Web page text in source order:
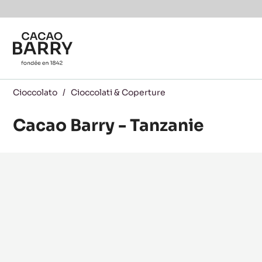
Skip to main content
Cioccolato / Cioccolati & Coperture
Cacao Barry - Tanzanie